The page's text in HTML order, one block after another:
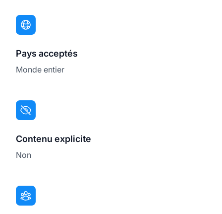
Pays acceptés
Monde entier
Contenu explicite
Non